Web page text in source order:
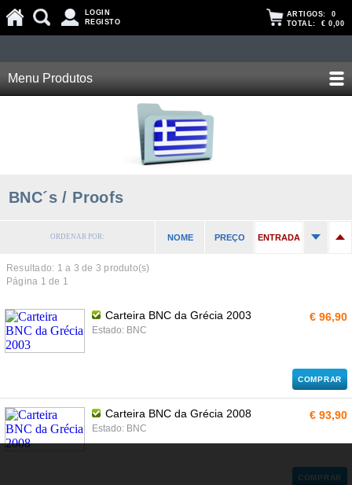
LOGIN
REGISTO
ARTIGOS: 0
TOTAL: € 0,00
Menu Produtos
BNC´s / Proofs
ORDENAR POR: NOME PREÇO ENTRADA
Resultado: 1 a 3 de 3 produto(s)
Página 1 de 1
Carteira BNC da Grécia 2003
Estado: BNC
€ 96,90
COMPRAR
Carteira BNC da Grécia 2008
Estado: BNC
€ 93,90
COMPRAR